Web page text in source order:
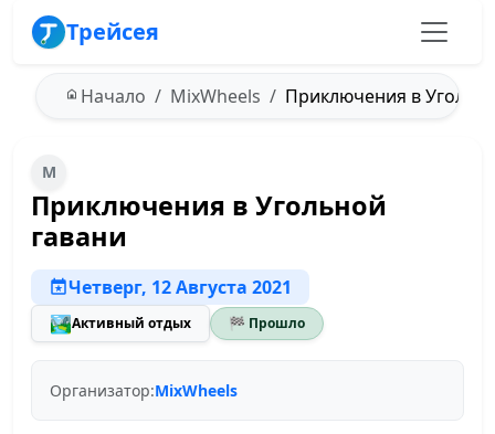
Трейсея
Начало MixWheels Приключения в
M
Приключения в Угольной
гавани
Четверг, 12 Августа 2021
🏞️Активный отдых 🏁 Прошло
Организатор:MixWheels